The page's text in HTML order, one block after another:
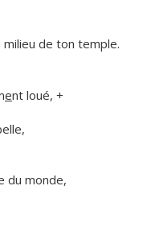
de ton temple.
ent loué, +
du monde,